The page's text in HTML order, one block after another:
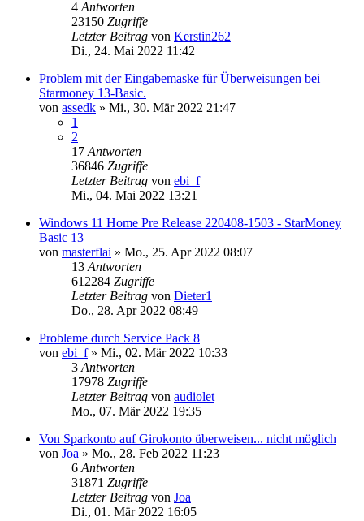
4 Antworten
23150 Zugriffe
Letzter Beitrag von Kerstin262
Di., 24. Mai 2022 11:42
Problem mit der Eingabemaske für Überweisungen bei
Starmoney 13-Basic.
von assedk » Mi., 30. Mär 2022 21:47
1
2
17 Antworten
36846 Zugriffe
Letzter Beitrag von ebi_f
Mi., 04. Mai 2022 13:21
Windows 11 Home Pre Release 220408-1503 - StarMoney
Basic 13
von masterflai » Mo., 25. Apr 2022 08:07
13 Antworten
612284 Zugriffe
Letzter Beitrag von Dieter1
Do., 28. Apr 2022 08:49
Probleme durch Service Pack 8
von ebi_f» Mi., 02. Mär 2022 10:33
3 Antworten
17978 Zugriffe
Letzter Beitrag von audiolet
Mo., 07. Mär 2022 19:35
Von Sparkonto auf Girokonto überweisen... nicht möglich
von Joa » Mo., 28. Feb 2022 11:23
6 Antworten
31871 Zugriffe
Letzter Beitrag von Joa
Di., 01. Mär 2022 16:05